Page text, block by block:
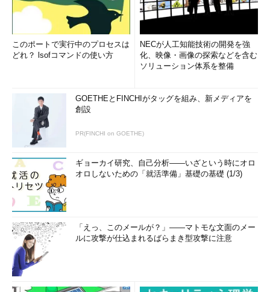
このポートで実行中のプロセスは
どれ？ lsofコマンドの使い方
NECが人工知能技術の開発を強
化、映像・画像の探索などを含む
ソリューション体系を整備
GOETHEとFINCHIがタッグを組み、新メディアを
創設
PR(FINCHI on GOETHE)
ギョーカイ研究、自己分析――いざという時にオロ
オロしないための「就活準備」基礎の基礎 (1/3)
「えっ、このメールが？」――マトモな文面のメー
ルに攻撃が仕込まれるばらまき型攻撃に注意